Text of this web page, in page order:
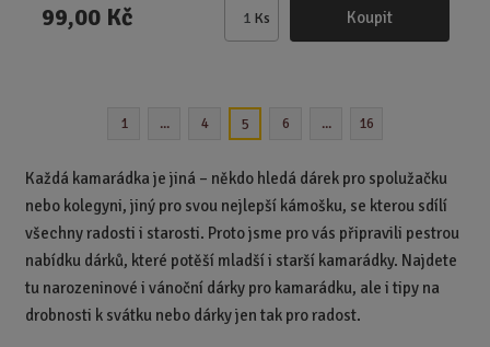
99,00 Kč
Z
p
e
t
Ks Koupit
1 ... 4 5 6 ... 16
Každá kamarádka je jiná – někdo hledá dárek pro spolužačku
nebo kolegyni, jiný pro svou nejlepší kámošku, se kterou sdílí
všechny radosti i starosti. Proto jsme pro vás připravili pestrou
nabídku dárků, které potěší mladší i starší kamarádky. Najdete
tu narozeninové i vánoční dárky pro kamarádku, ale i tipy na
drobnosti k svátku nebo dárky jen tak pro radost.